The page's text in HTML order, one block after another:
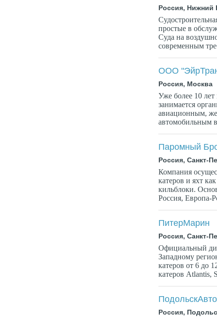
Россия, Нижний
простые в
Суда на
современным
ООО
Россия, Москва
Уже более 10
занимается
авиационным,
автомобильным
Паромный
Россия, Санкт-
Компания
катеров и яхт
кильблоки.
Россия, Европа-
ПитерМарин
Россия, Санкт-
Официальный
Западному
катеров от 6 до
катеров Atlantis,
Россия,